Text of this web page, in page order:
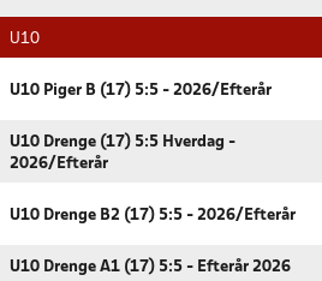
U10
U10 Piger B (17) 5:5 - 2026/Efterår
U10 Drenge (17) 5:5 Hverdag -
2026/Efterår
U10 Drenge B2 (17) 5:5 - 2026/Efterår
U10 Drenge A1 (17) 5:5 - Efterår 2026